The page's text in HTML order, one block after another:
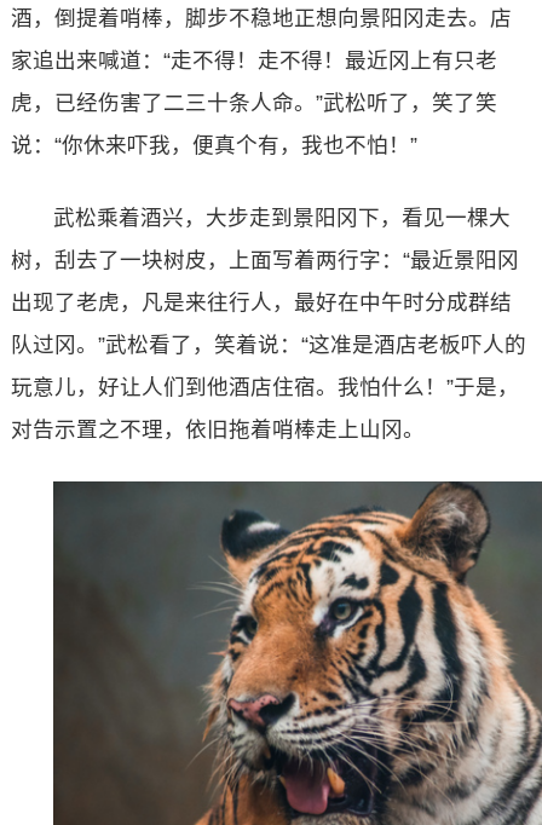
酒，倒提着哨棒，脚步不稳地正想向景阳冈走去。店
家追出来喊道：“走不得！走不得！最近冈上有只老
虎，已经伤害了二三十条人命。”武松听了，笑了笑
说：“你休来吓我，便真个有，我也不怕！”
武松乘着酒兴，大步走到景阳冈下，看见一棵大
树，刮去了一块树皮，上面写着两行字：“最近景阳冈
出现了老虎，凡是来往行人，最好在中午时分成群结
队过冈。”武松看了，笑着说：“这准是酒店老板吓人的
玩意儿，好让人们到他酒店住宿。我怕什么！”于是，
对告示置之不理，依旧拖着哨棒走上山冈。